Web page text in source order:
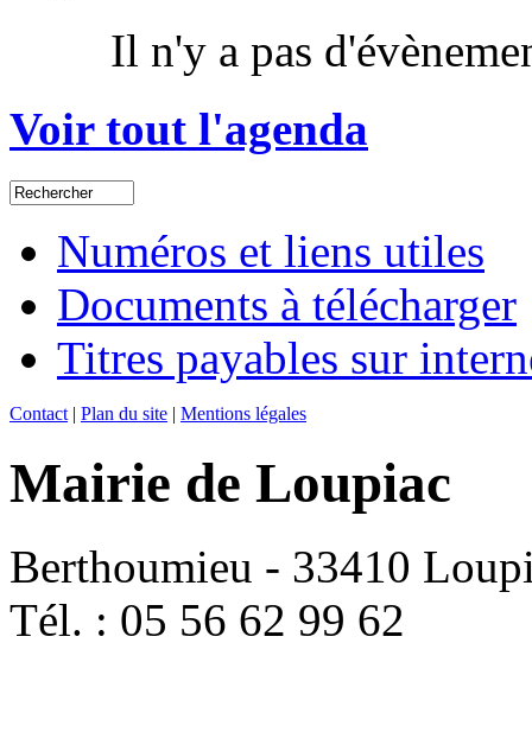
Il n'y a pas
Voir tout l'agenda
Numéros et liens utiles
Documents à télécharger
Titres payables sur
Contact | Plan du site | Mentions légales
Mairie de Loupiac
Berthoumieu - 33410
Tél. : 05 56 62 99 62